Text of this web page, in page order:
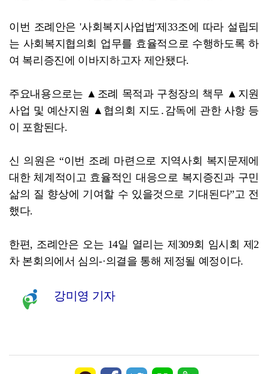
이번 조례안은 '사회복지사업법'제33조에 따라 설립되
는 사회복지협의회 업무를 효율적으로 수행하도록 하
여 복리증진에 이바지하고자 제안됐다.
주요내용으로는 ▲조례 목적과 구청장의 책무 ▲지원
사업 및 예산지원 ▲협의회 지도․감독에 관한 사항 등
이 포함된다.
신 의원은 “이번 조례 마련으로 지역사회 복지문제에
대한 체계적이고 효율적인 대응으로 복지증진과 구민
삶의 질 향상에 기여할 수 있을것으로 기대된다”고 전
했다.
한편, 조례안은 오는 14일 열리는 제309회 임시회 제2
차 본회의에서 심의-·의결을 통해 제정될 예정이다.
강미영 기자